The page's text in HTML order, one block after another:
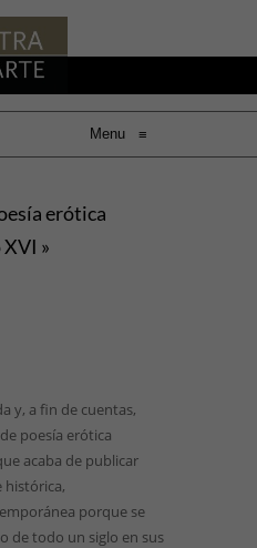
Menu ≡
erótica
»
y, a fin de cuentas,
poesía erótica
acaba de publicar
histórica,
porque se
de todo un siglo en sus